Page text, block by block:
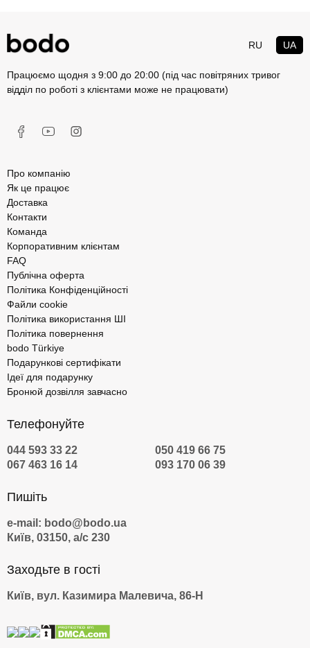
RU UA
Працюємо щодня з 9:00 до 20:00 (під час повітряних тривог
відділ по роботі з клієнтами може не працювати)
Про компанію
Як це працює
Доставка
Контакти
Команда
Корпоративним клієнтам
FAQ
Публічна оферта
Політика Конфіденційності
Файли cookie
Політика використання ШІ
Політика повернення
bodo Türkiye
Подарункові сертифікати
Ідеї для подарунку
Бронюй дозвілля завчасно
Телефонуйте
044 593 33 22
050 419 66 75
067 463 16 14
093 170 06 39
Пишіть
e-mail: bodo@bodo.ua
Київ, 03150, а/с 230
Заходьте в гості
Київ, вул. Казимира Малевича, 86-Н